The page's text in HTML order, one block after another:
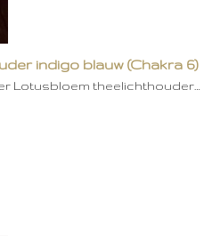
indigo blauw (Chakra 6)
Lotusbloem theelichthouder…